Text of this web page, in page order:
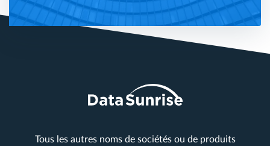
Tous les autres noms de sociétés ou de produits